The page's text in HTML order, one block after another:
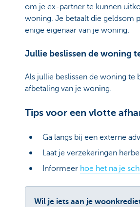
om je ex-partner te kunnen
woning. Je betaalt die geldsom
enige eigenaar van je woning.
Jullie beslissen de woning
Als jullie beslissen de woning te
afbetaling van je woning.
Tips voor een vlotte
Ga langs bij een externe
Laat je verzekeringen
Informeer hoe het na je
Wil je iets aan je